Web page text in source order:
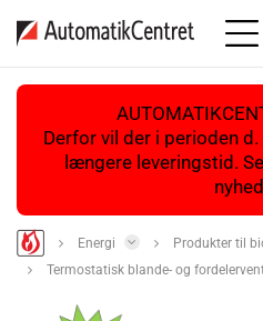
Derfor vil der i perioden
længere leveringstid.
Energi
Produkter til
Termostatisk blande- og